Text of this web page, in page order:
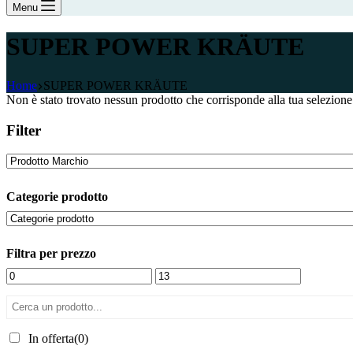
Menu
SUPER POWER KRÄUTE
Home SUPER POWER KRÄUTE
Non è stato trovato nessun prodotto che corrisponde alla tua
Filter
Categorie prodotto
Filtra per prezzo
In offerta(0)